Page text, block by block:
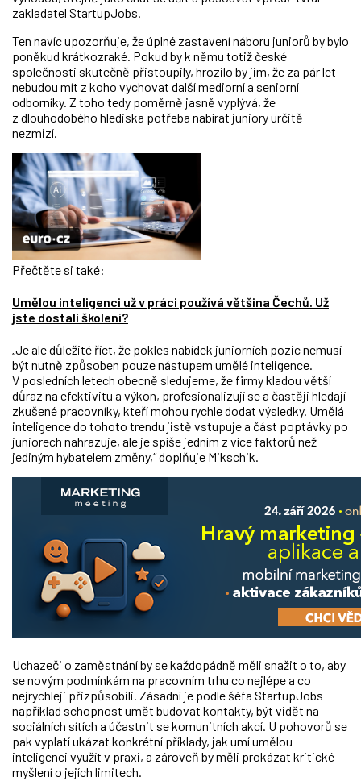
zakladatel StartupJobs.
Ten navíc upozorňuje, že úplné zastavení náboru juniorů by bylo
poněkud krátkozraké. Pokud by k němu totiž české
společnosti skutečně přistoupily, hrozilo by jim, že za pár let
nebudou mít z koho vychovat další mediorní a seniorní
odborníky. Z toho tedy poměrně jasně vyplývá, že
z dlouhodobého hlediska potřeba nabírat juniory určitě
nezmizí.
Přečtěte si také:
Umělou inteligenci už v práci používá většina Čechů. Už
jste dostali školení?
„Je ale důležité říct, že pokles nabídek juniorních pozic nemusí
být nutně způsoben pouze nástupem umělé inteligence.
V posledních letech obecně sledujeme, že firmy kladou větší
důraz na efektivitu a výkon, profesionalizují se a častěji hledají
zkušené pracovníky, kteří mohou rychle dodat výsledky. Umělá
inteligence do tohoto trendu jistě vstupuje a část poptávky po
juniorech nahrazuje, ale je spíše jedním z více faktorů než
jediným hybatelem změny,“ doplňuje Mikschik.
Uchazeči o zaměstnání by se každopádně měli snažit o to, aby
se novým podmínkám na pracovním trhu co nejlépe a co
nejrychleji přizpůsobili. Zásadní je podle šéfa StartupJobs
například schopnost umět budovat kontakty, být vidět na
sociálních sítích a účastnit se komunitních akcí. U pohovorů se
pak vyplatí ukázat konkrétní příklady, jak umí umělou
inteligenci využít v praxi, a zároveň by měli prokázat kritické
myšlení o jejích limitech.